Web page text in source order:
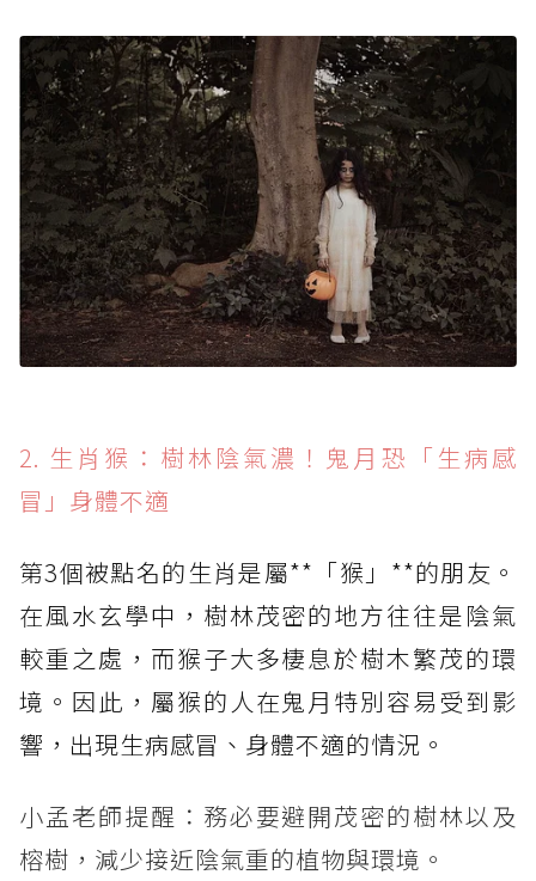
2. 生肖猴：樹林陰氣濃！鬼月恐「生病感
冒」身體不適
第3個被點名的生肖是屬**「猴」**的朋友。
在風水玄學中，樹林茂密的地方往往是陰氣
較重之處，而猴子大多棲息於樹木繁茂的環
境。因此，屬猴的人在鬼月特別容易受到影
響，出現生病感冒、身體不適的情況。
小孟老師提醒：務必要避開茂密的樹林以及
榕樹，減少接近陰氣重的植物與環境。